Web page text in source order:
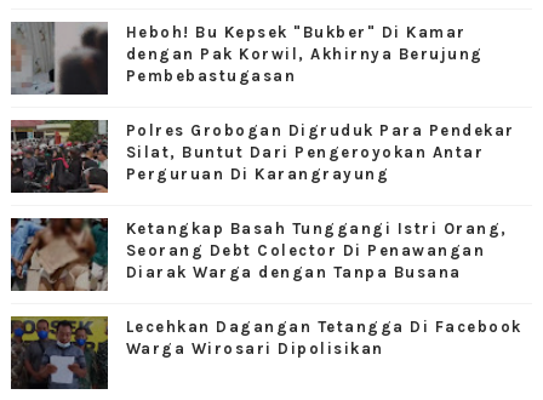
Heboh! Bu Kepsek "Bukber" Di Kamar
dengan Pak Korwil, Akhirnya Berujung
Pembebastugasan
Polres Grobogan Digruduk Para Pendekar
Silat, Buntut Dari Pengeroyokan Antar
Perguruan Di Karangrayung
Ketangkap Basah Tunggangi Istri Orang,
Seorang Debt Colector Di Penawangan
Diarak Warga dengan Tanpa Busana
Lecehkan Dagangan Tetangga Di Facebook
Warga Wirosari Dipolisikan